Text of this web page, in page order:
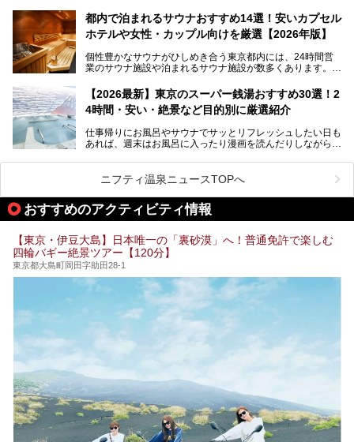
いおしゃれな名店15選を、おすすめの順番で一挙にご紹介
します。
ツァ大井町トラックス」がニューオープン。施設の様子をレ
ポ―トします。
都内で泊まれるサウナおすすめ14選！安いカプセル
ホテルや女性・カップル向けを厳選【2026年版】
個性豊かなサウナがひしめき合う東京都内には、24時間営
業のサウナ施設や泊まれるサウナ施設が数多くあります。
を旅の目的とする「サ旅」や自分へのご褒美のための宿泊な
ど、自分の好きなタイミングで好きなだけサ活ができるのが
魅力です。
最近では、男性専用施設だけでなく、カップルや女性に嬉し
い個室サウナも増えてきました。
ら、特におすすめしたい施設14選をご紹介します。
してみてください。
【2026最新】東京のスーパー銭湯おすすめ30選！2
4時間・安い・絶景など目的別に厳選紹介
仕事帰りにお風呂やサウナでサッとリフレッシュしたい日も
あれば、週末はお風呂に入ったり漫画を読んだりしながら一
また、終電を逃してしまい、「このまま朝までゆっくりでき
る場所があれば」と探した経験がある人も多いのではないで
しょうか。
そこで本記事では、東京でおすすめのスーパー銭湯を、目的
24時間営業で宿泊できる施設や、1,000円以下で楽しめる安
い施設、デートや休日レジャーにもぴったりなエンタメ要素
が充実した施設など、利用のシーンに合わせて参考にしてく
ださい。
ニフティ温泉ニュースTOPへ
おすすめのアクティビティ情報
【東京・伊豆大島】日本唯一の「裏砂漠」へ！普通免許で楽しむ
四輪バギー絶景ツアー【120分】
東京都大島町岡田字助田28-1